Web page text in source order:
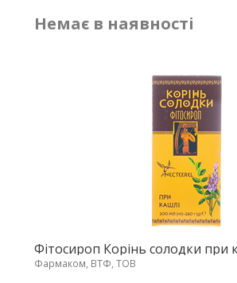
Немає в наявності
Фітосироп Корінь солодки при
Фармаком, ВТФ, ТОВ